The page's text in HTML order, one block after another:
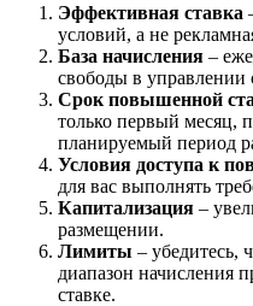
Эффективная ставка
условий, а не
База начисления –
свободы в управлении
Срок повышенной
только первый месяц,
планируемый период
Условия доступа к
для вас выполнять
Капитализация –
размещении.
Лимиты – убедитесь,
диапазон начисления
ставке.